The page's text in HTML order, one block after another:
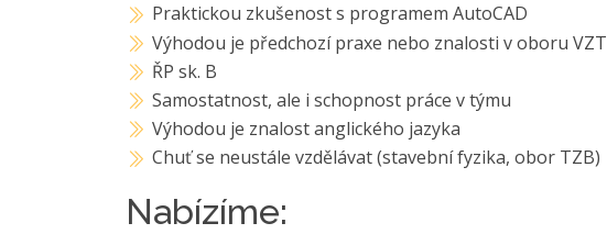
Praktickou zkušenost s programem AutoCAD
Výhodou je předchozí praxe nebo znalosti v oboru VZT
ŘP sk. B
Samostatnost, ale i schopnost práce v týmu
Výhodou je znalost anglického jazyka
Chuť se neustále vzdělávat (stavební fyzika, obor TZB)
Nabízíme: